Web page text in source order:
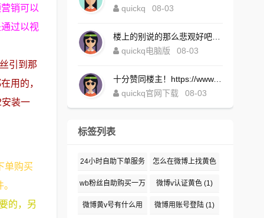
销可以
过以视
引到那
用的，
装一
单购买
的，另
quickq
08-03
quickq电脑版
08-03
十分赞同楼主！https://www.quickqxi.com/
quickq官网下载
08-03
标签列表
24小时自助下单服务
(1)
怎么在微博上找黄色
(1)
wb粉丝自助购买一万
(1)
微博v认证黄色 (1)
微博黄v号有什么用 微博用账号登陆 (1)